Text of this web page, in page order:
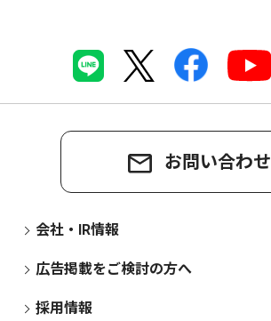
お問い合わせ
会社・IR情報
広告掲載をご検討の方へ
採用情報